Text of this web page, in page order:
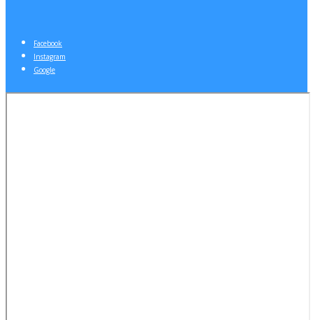
Facebook
Instagram
Google